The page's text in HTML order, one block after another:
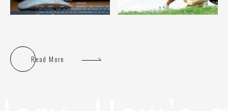
Read More